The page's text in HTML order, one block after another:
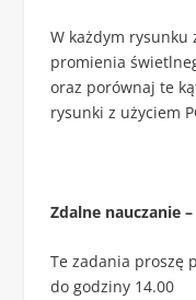
W każdym rysunku
promienia
oraz porównaj te
rysunki z użyciem
Zdalne nauczanie –
Te zadania proszę
do godziny 14.00